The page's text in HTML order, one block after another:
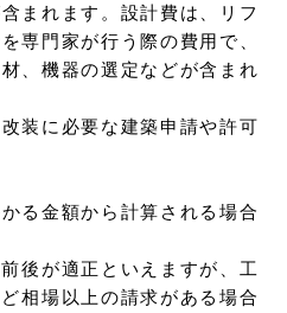
まれます。設計費は、リフ
専門家が行う際の費用で、
、機器の選定などが含まれ
装に必要な建築申請や許可
る金額から計算される場合
後が適正といえますが、工
相場以上の請求がある場合